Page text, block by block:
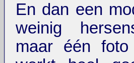
En dan een
weinig
maar één